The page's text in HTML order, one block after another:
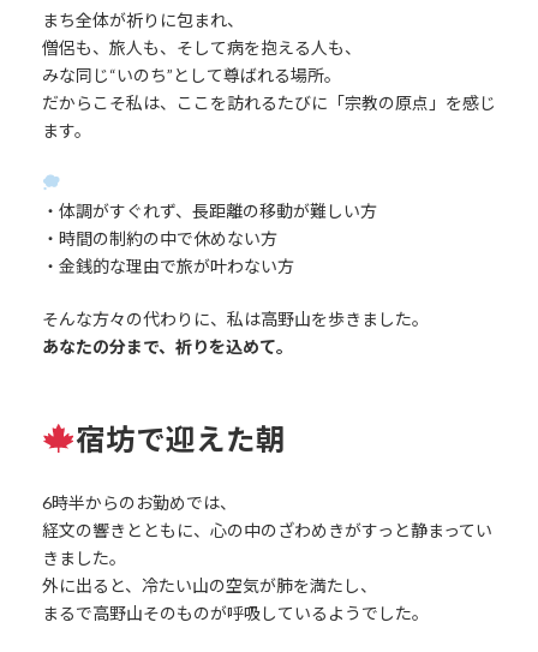
まち全体が祈りに包まれ、
僧侶も、旅人も、そして病を抱える人も、
みな同じ“いのち”として尊ばれる場所。
だからこそ私は、ここを訪れるたびに「宗教の原点」を感じ
ます。
・体調がすぐれず、長距離の移動が難しい方
・時間の制約の中で休めない方
・金銭的な理由で旅が叶わない方
そんな方々の代わりに、私は高野山を歩きました。
あなたの分まで、祈りを込めて。
宿坊で迎えた朝
6時半からのお勤めでは、
経文の響きとともに、心の中のざわめきがすっと静まってい
きました。
外に出ると、冷たい山の空気が肺を満たし、
まるで高野山そのものが呼吸しているようでした。